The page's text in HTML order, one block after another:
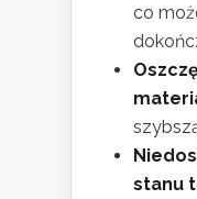
co
stanu